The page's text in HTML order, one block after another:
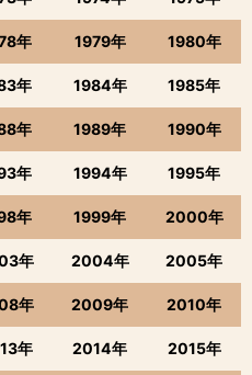
年 1979年 1980年
年 1984年 1985年
年 1989年 1990年
年 1994年 1995年
年 1999年 2000年
年 2004年 2005年
年 2009年 2010年
年 2014年 2015年